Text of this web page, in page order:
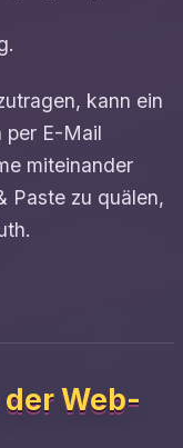
kann ein
per E-Mail
miteinander
Paste zu quälen,
der Web-